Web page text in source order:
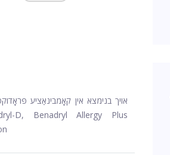
אויך בנימצא אין קאָמבינאַציע